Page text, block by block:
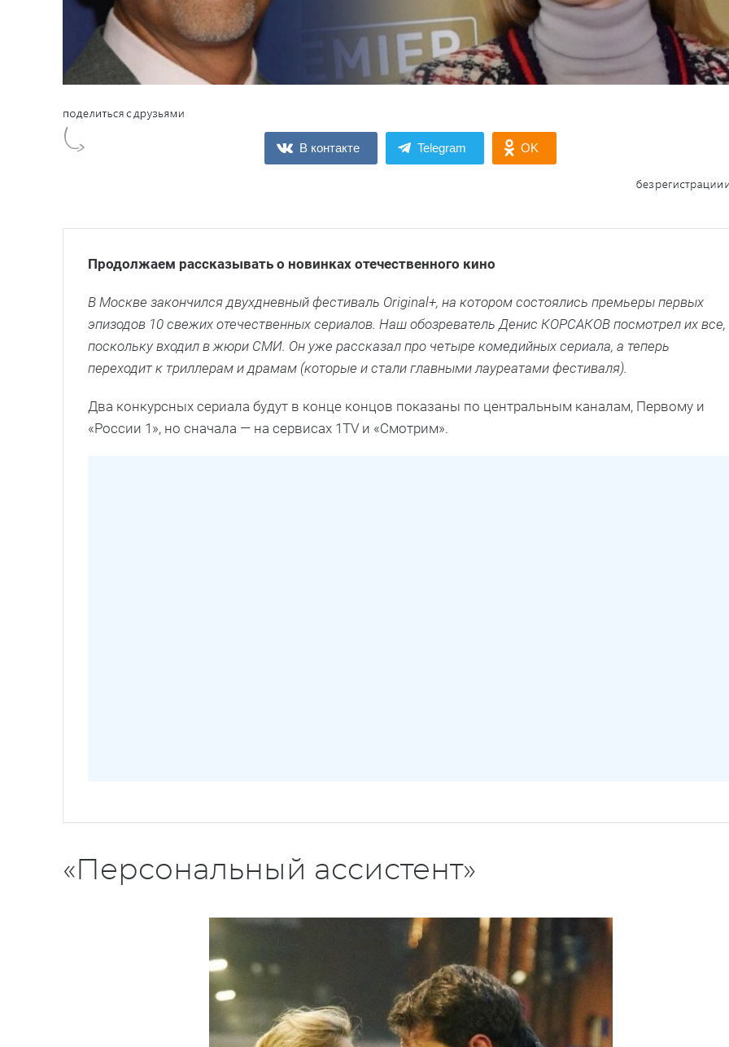
В контакте Telegram OK
Продолжаем рассказывать о новинках отечественного кино
В Москве закончился двухдневный фестиваль Original+, на котором состоялись премьеры первых
эпизодов 10 свежих отечественных сериалов. Наш обозреватель Денис КОРСАКОВ посмотрел их все,
поскольку входил в жюри СМИ. Он уже рассказал про четыре комедийных сериала, а теперь
переходит к триллерам и драмам (которые и стали главными лауреатами фестиваля).
Два конкурсных сериала будут в конце концов показаны по центральным каналам, Первому и
«России 1», но сначала — на сервисах 1TV и «Смотрим».
«Персональный ассистент»